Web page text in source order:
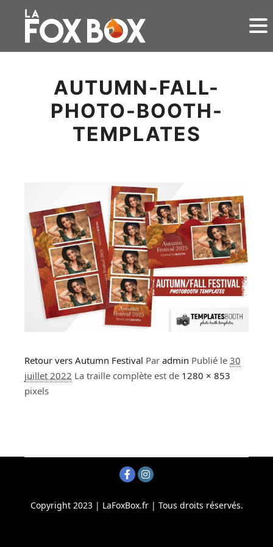
AUTUMN-FALL-
PHOTO-BOOTH-
TEMPLATES
Retour vers Autumn Festival Par admin Publié le 30
juillet 2022 La traille complète est de 1280 × 853
pixels
Copyright 2023 | LaFoxBox.fr | Tous droits réservés.